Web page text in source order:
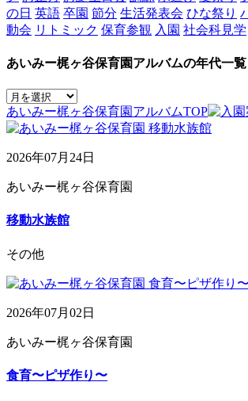
の日 英語 卒園 節分 生活発表会 ひな祭り
動会 リトミック 保育参観 入園 社会科見学
あいみー梶ヶ谷保育園アルバムの年代一覧
あいみー梶ヶ谷保育園アルバムTOP
2026年07月24日
あいみー梶ヶ谷保育園
移動水族館
その他
2026年07月02日
あいみー梶ヶ谷保育園
食育〜ピザ作り〜